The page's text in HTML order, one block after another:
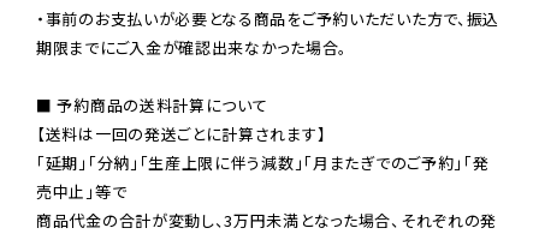
・事前のお支払いが必要となる商品をご予約いただいた方で、振込
期限までにご入金が確認出来なかった場合。
■ 予約商品の送料計算について
【送料は一回の発送ごとに計算されます】
「延期」「分納」「生産上限に伴う減数」「月またぎでのご予約」「発
売中止」等で
商品代金の合計が変動し、3万円未満となった場合、それぞれの発